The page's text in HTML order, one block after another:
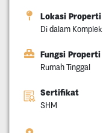
Lokasi Properti
Di dalam Komplek
Fungsi Properti
Rumah Tinggal
Sertifikat
SHM